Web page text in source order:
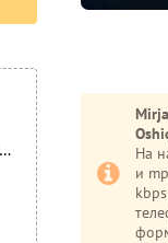
На
и
kbps или